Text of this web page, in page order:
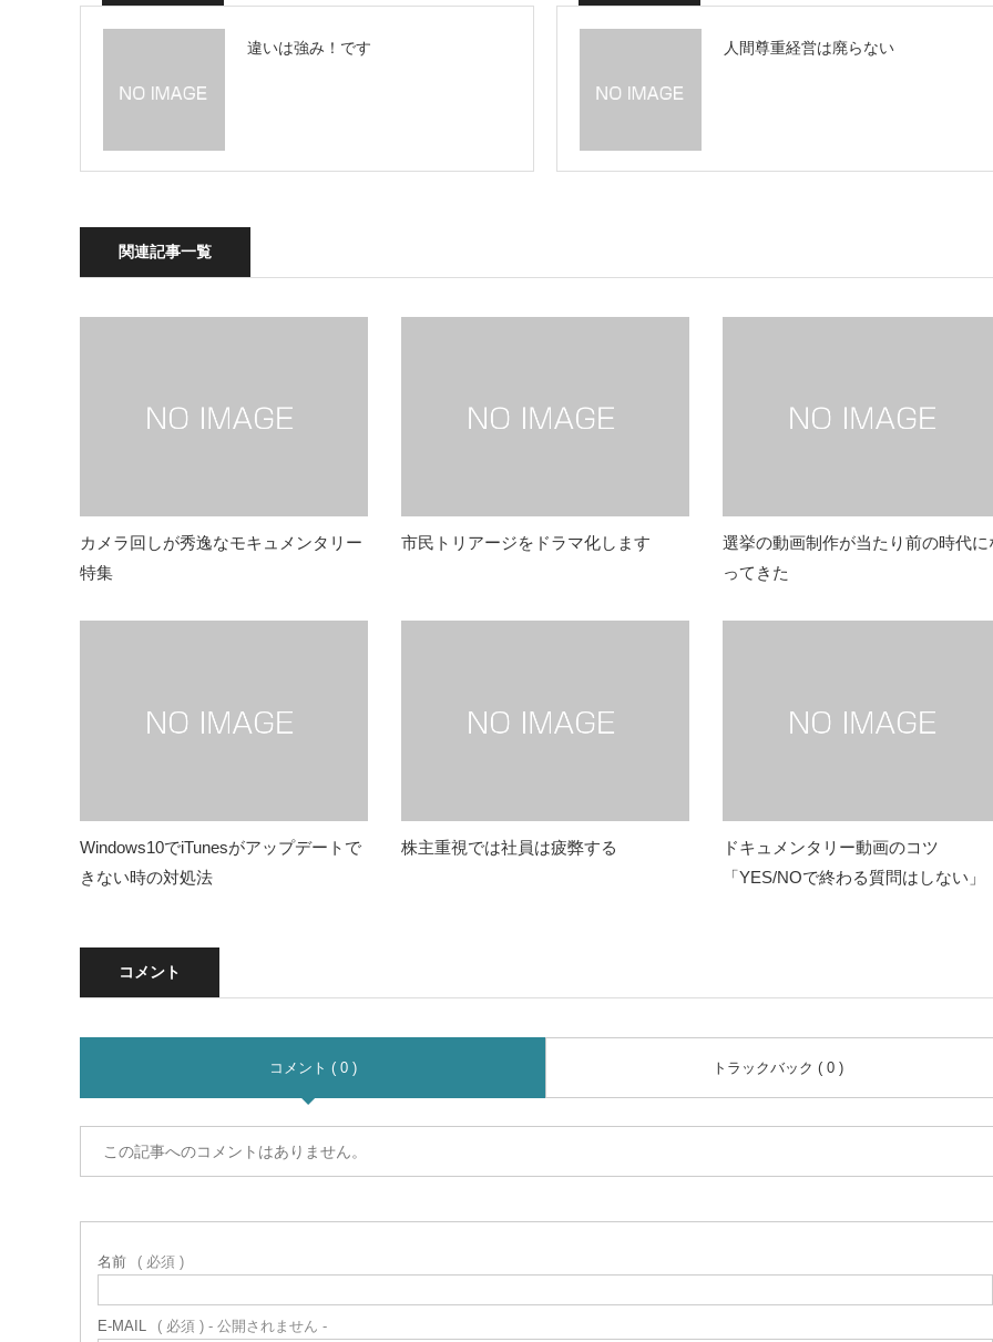
違いは強み！です 人間尊重経営は廃らない
関連記事一覧
カメラ回しが秀逸なモキュメンタリー
特集
市民トリアージをドラマ化します
選挙の動画制作が当たり前の時代に
ってきた
Windows10でiTunesがアップデートで
きない時の対処法
株主重視では社員は疲弊する
ドキュメンタリー動画のコツ
「YES/NOで終わる質問はしない」
コメント
コメント ( 0 ) トラックバック ( 0 )
この記事へのコメントはありません。
名前 ( 必須 )
E-MAIL ( 必須 ) - 公開されません -